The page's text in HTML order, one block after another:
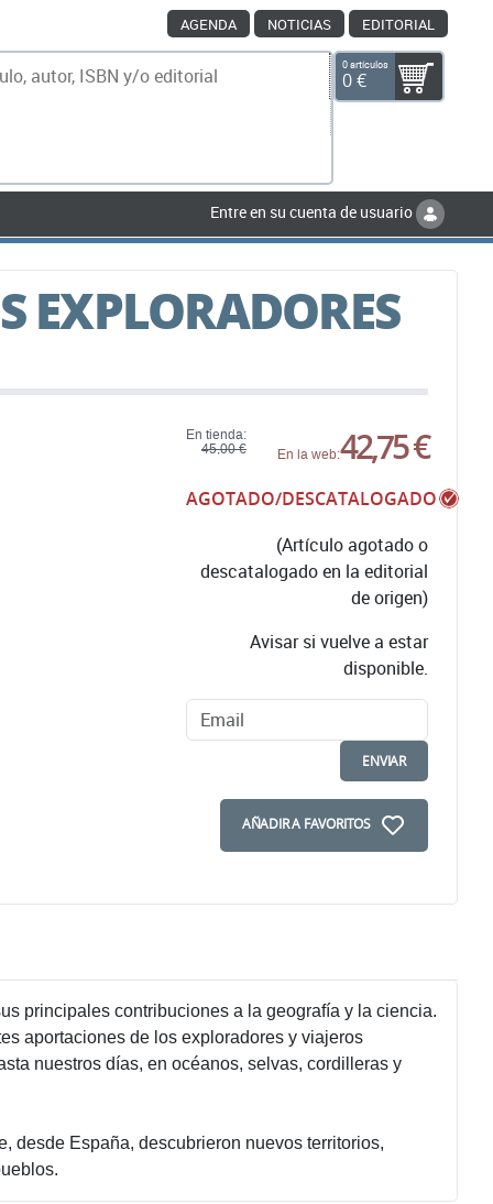
AGENDA NOTICIAS EDITORIAL
0 artículos
0 €
Entre en su cuenta de usuario
EXPLORADORES
En tienda:
45,00 €
En la web:42,75 €
AGOTADO/DESCATALOGADO
(Artículo agotado o
descatalogado en la editorial
de origen)
Avisar si vuelve a estar
disponible.
ENVIAR
AÑADIR A FAVORITOS
principales contribuciones a la geografía y la ciencia.
aportaciones de los exploradores y viajeros
nuestros días, en océanos, selvas, cordilleras y
desde España, descubrieron nuevos territorios,